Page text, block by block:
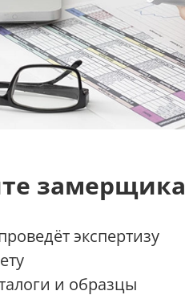
замерщика
экспертизу
и образцы